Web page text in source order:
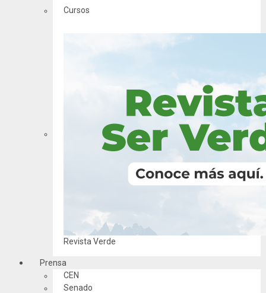
Cursos
Revista Verde
Prensa
CEN
Senado